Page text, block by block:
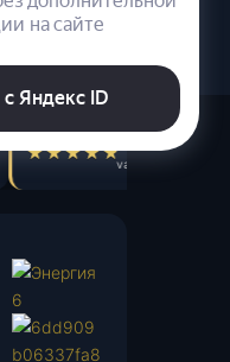
Валентин А.
va***@mail.ru